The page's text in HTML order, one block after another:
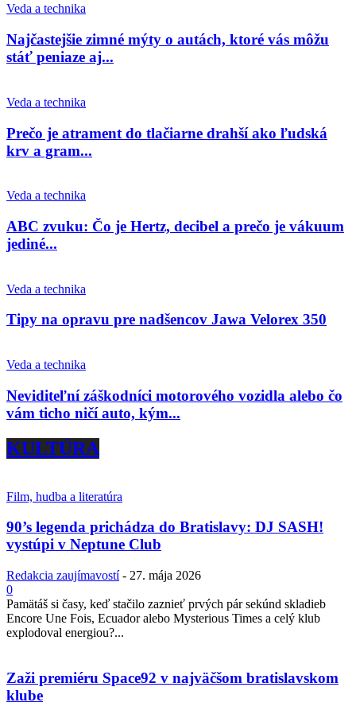
Veda a technika
Najčastejšie zimné mýty o autách, ktoré vás môžu
stáť peniaze aj...
Veda a technika
Prečo je atrament do tlačiarne drahší ako ľudská
krv a gram...
Veda a technika
ABC zvuku: Čo je Hertz, decibel a prečo je vákuum
jediné...
Veda a technika
Tipy na opravu pre nadšencov Jawa Velorex 350
Veda a technika
Neviditeľní záškodníci motorového vozidla alebo čo
vám ticho ničí auto, kým...
KULTÚRA
Film, hudba a literatúra
90’s legenda prichádza do Bratislavy: DJ SASH!
vystúpi v Neptune Club
Redakcia zaujímavostí - 27. mája 2026
0
Pamätáš si časy, keď stačilo zaznieť prvých pár sekúnd skladieb
Encore Une Fois, Ecuador alebo Mysterious Times a celý klub
explodoval energiou?...
Zaži premiéru Space92 v najväčšom bratislavskom
klube